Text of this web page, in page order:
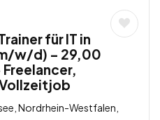
für IT in
w/d) – 29,00
Nordrhein-Westfalen,